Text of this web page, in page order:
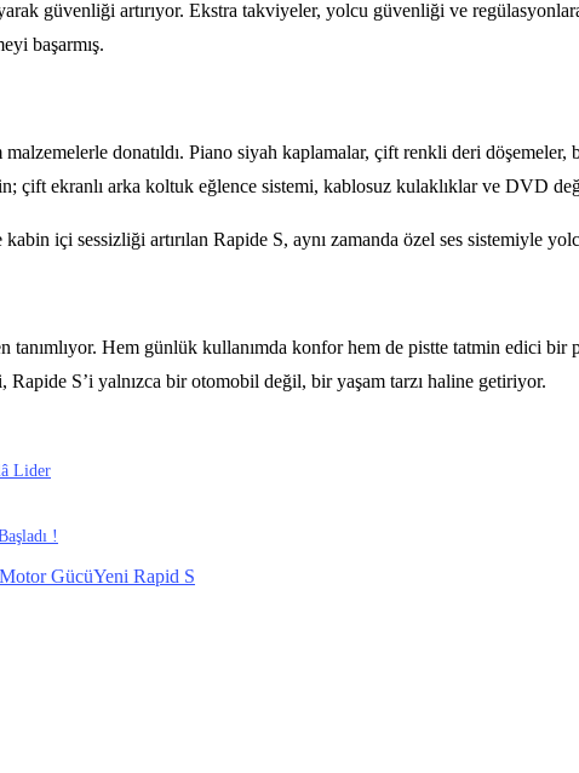
güvenliği artırıyor. Ekstra takviyeler, yolcu güvenliği ve
başarmış.
donatıldı. Piano siyah kaplamalar, çift renkli deri
çift ekranlı arka koltuk eğlence sistemi, kablosuz kulaklıklar ve DVD
içi sessizliği artırılan Rapide S, aynı zamanda özel ses sistemiyle
Hem günlük kullanımda konfor hem de pistte tatmin edici bir
S’i yalnızca bir otomobil değil, bir yaşam tarzı haline getiriyor.
Lider
!
GücüYeni Rapid S